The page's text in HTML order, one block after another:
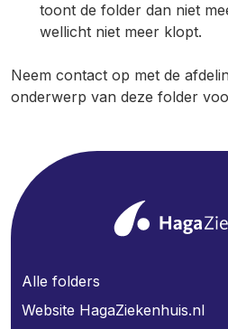
toont de folder dan niet
wellicht niet meer klopt.
Neem contact op met de
onderwerp van deze folder
Alle folders
Website HagaZiekenhuis.nl